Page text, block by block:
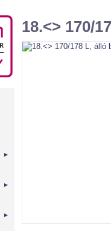
►
►
►
18.<> 170/